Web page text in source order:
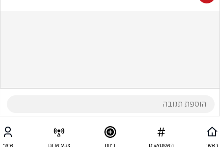
ראשי האשטאגים דיווח צבע אדום אישי